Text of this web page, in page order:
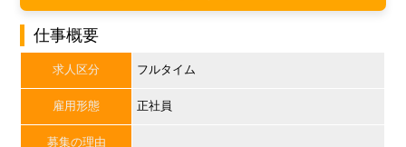
仕事概要
求人区分 フルタイム
雇用形態 正社員
募集の理由